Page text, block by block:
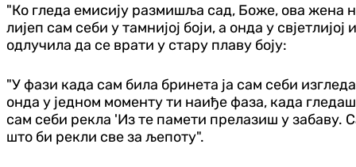
"Ко гледа емисију размишља сад, Боже, ова жена
лијеп сам себи у тамнијој боји, а онда у
одлучила да се врати у стару плаву боју:
"У фази када сам била бринета ја сам себи
онда у једном моменту ти наиђе фаза, када
сам себи рекла 'Из те памети прелазиш у забаву.
што би рекли све за љепоту".